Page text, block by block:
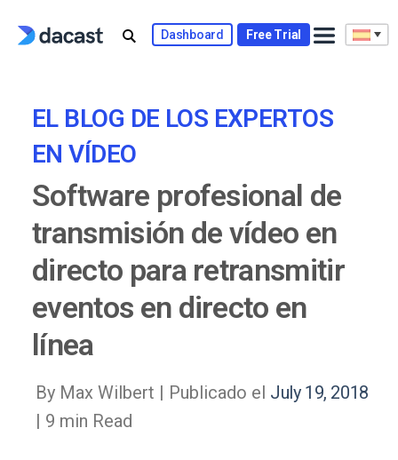
Dashboard Free Trial
EL BLOG DE LOS EXPERTOS
EN VÍDEO
Software profesional de
transmisión de vídeo en
directo para retransmitir
eventos en directo en
línea
By Max Wilbert | Publicado el July 19, 2018
| 9 min Read